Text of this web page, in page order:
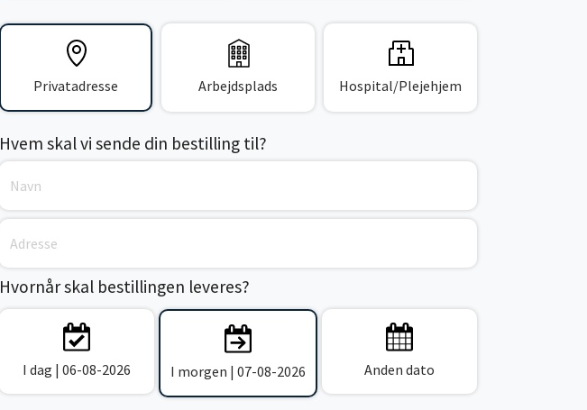
Privatadresse Arbejdsplads Hospital/Plejehjem
Hvem skal vi sende din bestilling til?
Hvornår skal bestillingen leveres?
I dag | 06-08-2026 I morgen | 07-08-2026 Anden dato